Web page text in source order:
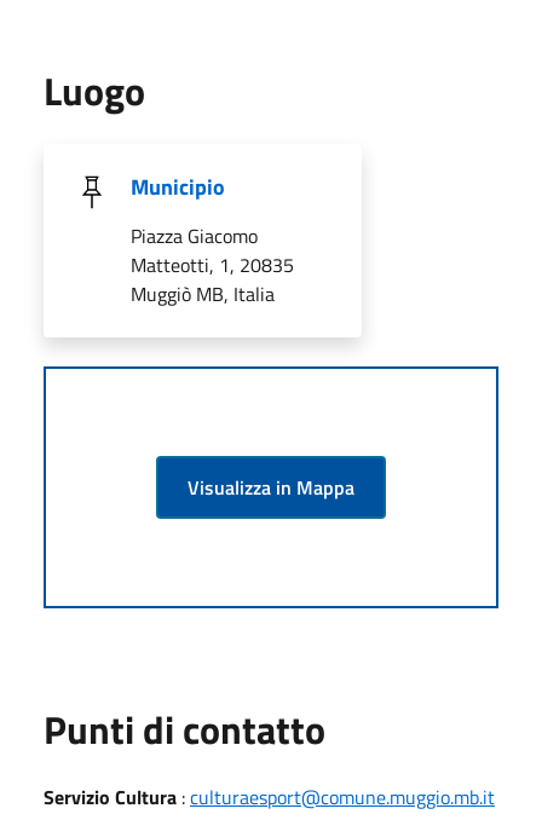
Luogo
Municipio
Piazza Giacomo
Matteotti, 1, 20835
Muggiò MB, Italia
Visualizza in Mappa
Punti di contatto
Servizio Cultura :culturaesport@comune.muggio.mb.it